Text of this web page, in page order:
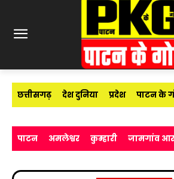
छत्तीसगढ़ देश दुनिया प्रदेश पाटन के
पाटन अमलेश्वर कुम्हारी जामगांव आर